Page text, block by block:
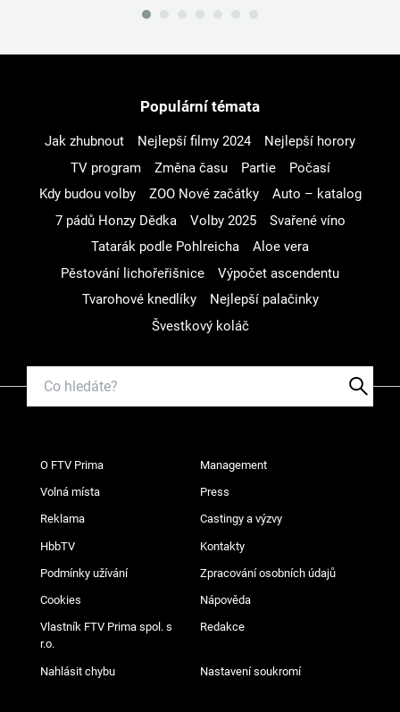
Populární témata
Jak zhubnout Nejlepší filmy 2024
Nejlepší horory
TV program
Změna času Partie
Počasí
Kdy budou volby
ZOO Nové začátky
Auto – katalog
7 pádů Honzy Dědka
Volby 2025
Svařené víno
Tatarák podle Pohlreicha
Aloe vera
Pěstování lichořeřišnice
Výpočet ascendentu
Tvarohové knedlíky
Nejlepší palačinky
Švestkový koláč
O FTV Prima Management
Volná místa Press
Reklama Castingy a výzvy
HbbTV Kontakty
Podmínky užívání Zpracování osobních údajů
Cookies Nápověda
Vlastník FTV Prima spol. s
r.o.
Redakce
Nahlásit chybu Nastavení soukromí